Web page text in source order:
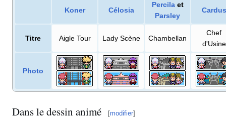
Koner Célosia
Percilaet
Parsley
Cardus
Titre Aigle Tour Lady Scène Chambellan
Chef
d'Usine
Photo
Dans le dessin animé [modifier]